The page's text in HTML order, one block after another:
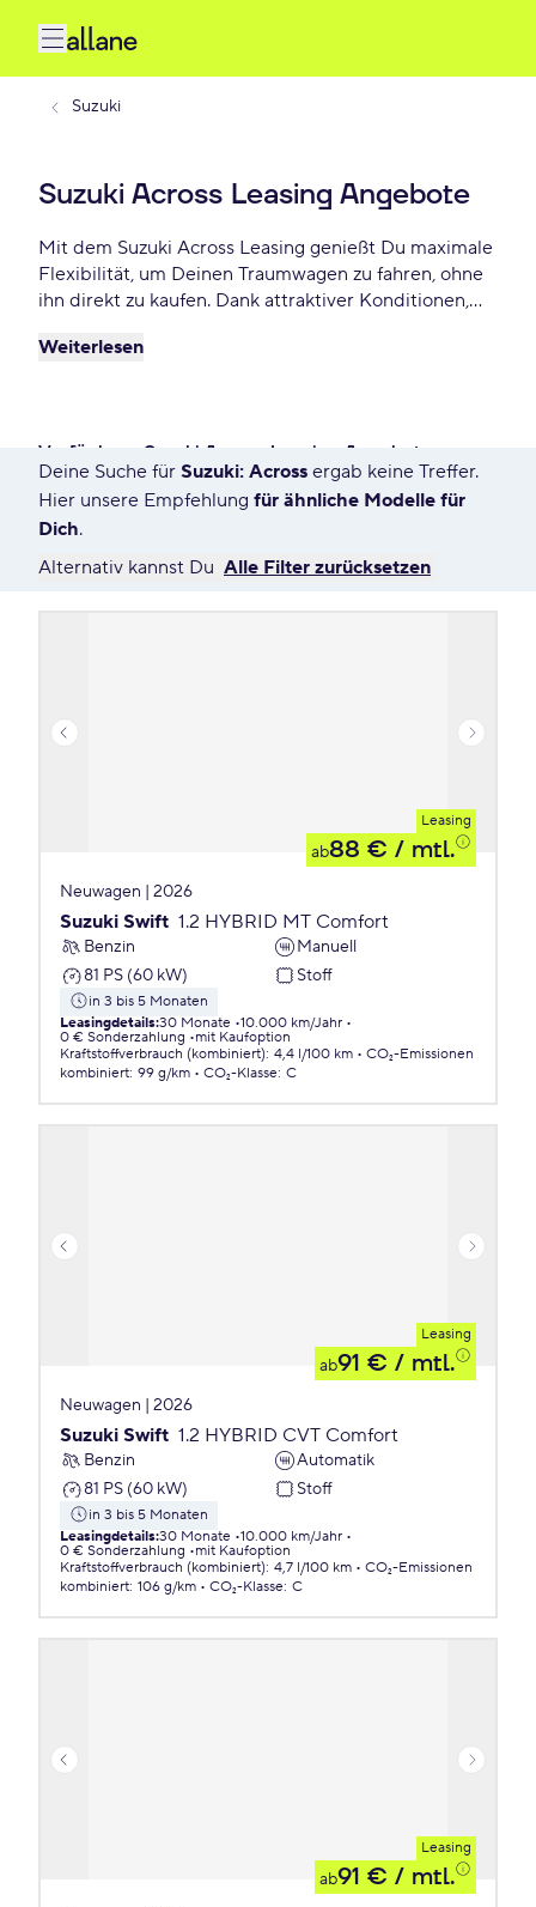
Suzuki
Suzuki Across Leasing Angebote
Mit dem Suzuki Across Leasing genießt Du maximale
Flexibilität, um Deinen Traumwagen zu fahren, ohne
ihn direkt zu kaufen. Dank attraktiver Konditionen,
Raten bietet Suzuki Across Leasing eine praktische
Weiterlesen
Verfügbare Suzuki Across Leasing Angebote
298 Angebote für Deine Suche
Deine Suche für Suzuki: Across ergab keine Treffer.
Hier unsere Empfehlung für ähnliche Modelle für
Dich.
Alternativ kannst Du Alle Filter zurücksetzen
Leasing
ab88 € / mtl.
Neuwagen | 2026
Suzuki Swift 1.2 HYBRID MT Comfort
Benzin
Manuell
81 PS (60 kW)
Stoff
in 3 bis 5 Monaten
Leasingdetails:30 Monate 10.000 km/Jahr
0 € Sonderzahlung
mit Kaufoption
Kraftstoffverbrauch (kombiniert): 4,4 l/100 km
CO₂-Emissionen
kombiniert: 99 g/km CO₂-Klasse: C
Leasing
ab91 € / mtl.
Neuwagen | 2026
Suzuki Swift 1.2 HYBRID CVT Comfort
Benzin
Automatik
81 PS (60 kW)
Stoff
in 3 bis 5 Monaten
Leasingdetails:30 Monate 10.000 km/Jahr
0 € Sonderzahlung
mit Kaufoption
Kraftstoffverbrauch (kombiniert): 4,7 l/100 km
CO₂-Emissionen
kombiniert: 106 g/km CO₂-Klasse: C
Leasing
ab91 € / mtl.